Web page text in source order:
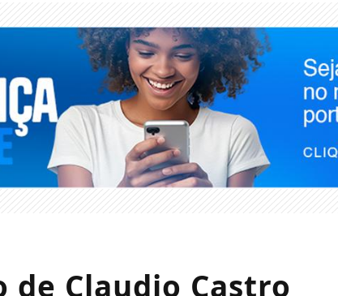
de Claudio Castro